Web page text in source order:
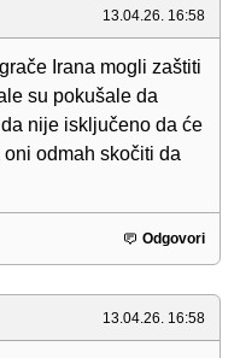
13.04.26. 16:58
Irana mogli zaštiti
su pokušale da
nije isključeno da će
odmah skočiti da
Odgovori
13.04.26. 16:58